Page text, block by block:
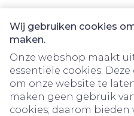
Wij gebruiken cookies
maken.
Onze webshop maakt
essentiële cookies.
om onze website te
maken geen gebruik
cookies; daarom
Juridische links